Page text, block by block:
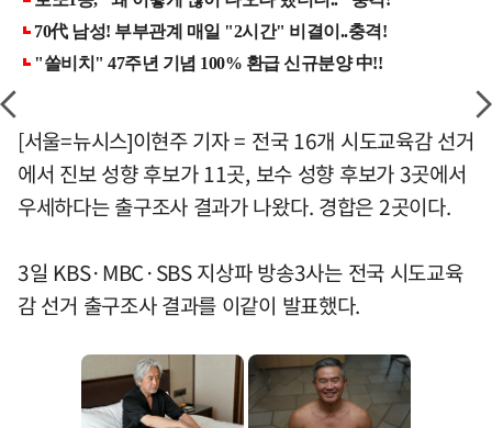
[서울=뉴시스]이현주 기자 = 전국 16개 시도교육감 선거
에서 진보 성향 후보가 11곳, 보수 성향 후보가 3곳에서
우세하다는 출구조사 결과가 나왔다. 경합은 2곳이다.
3일 KBS·MBC·SBS 지상파 방송3사는 전국 시도교육
감 선거 출구조사 결과를 이같이 발표했다.